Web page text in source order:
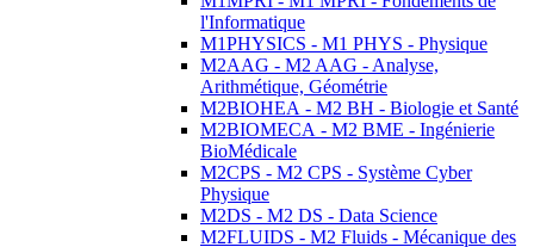
l'Informatique
M1PHYSICS - M1 PHYS - Physique
M2AAG - M2 AAG - Analyse,
Arithmétique, Géométrie
M2BIOHEA - M2 BH - Biologie et Santé
M2BIOMECA - M2 BME - Ingénierie
BioMédicale
M2CPS - M2 CPS - Système Cyber
Physique
M2DS - M2 DS - Data Science
M2FLUIDS - M2 Fluids - Mécanique des